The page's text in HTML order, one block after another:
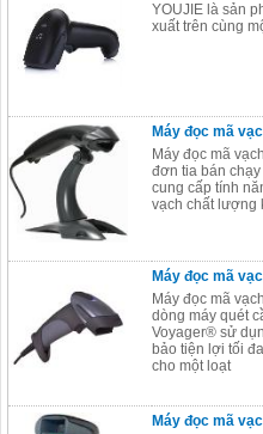
YOUJIE là sản
xuất trên cùng
Máy đọc mã
Máy đọc mã
đơn tia bán
cung cấp tính
vạch chất lượng
Máy đọc mã
Máy đọc mã
dòng máy quét
Voyager® sử
bảo tiện lợi tối
cho một loạt
Máy đọc mã